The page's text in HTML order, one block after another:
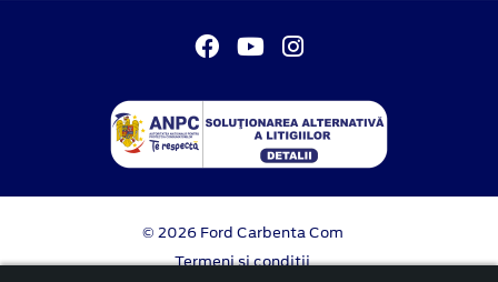
© 2026 Ford Carbenta Com
Termeni si conditii